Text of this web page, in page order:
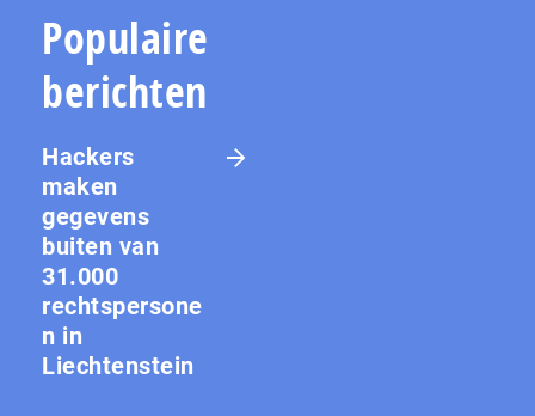
Populaire
berichten
Hackers
maken
gegevens
buiten van
31.000
rechtspersone
n in
Liechtenstein